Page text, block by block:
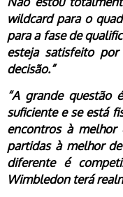
wildcard para o
para a fase de
esteja satisfeito
decisão.”
“A grande questão
suficiente e se está
encontros à melhor
partidas à melhor
diferente é
Wimbledon terá